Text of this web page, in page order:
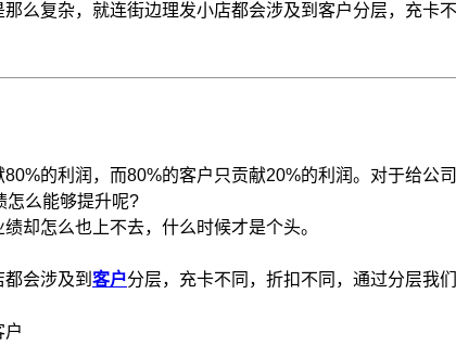
复杂，就连街边理发小店都会涉及到客户分层，充卡不
的利润，而80%的客户只贡献20%的利润。对于给公
怎么能够提升呢?
怎么也上不去，什么时候才是个头。
会涉及到 客户分层，充卡不同，折扣不同，通过分层我